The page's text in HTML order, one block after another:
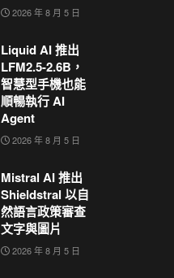
2026 年 8 月 5 日
Liquid AI 推出
LFM2.5-2.6B，
智慧型手機也能
順暢執行 AI
Agent
2026 年 8 月 5 日
Mistral AI 推出
Shieldstral 以自
然語言政策審查
文字與圖片
2026 年 8 月 5 日